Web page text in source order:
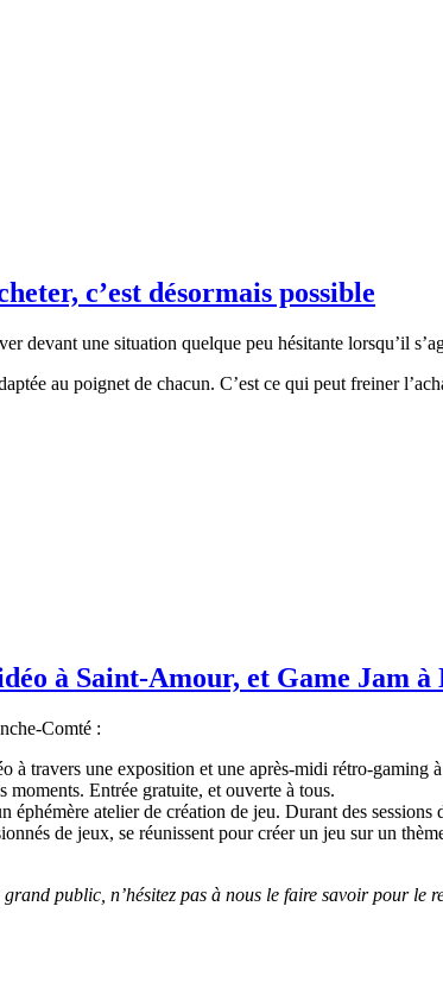
c’est désormais possible
devant une situation quelque peu hésitante lorsqu’il
au poignet de chacun. C’est ce qui peut freiner
à Saint-Amour, et Game Jam à
Comté :
à travers une exposition et une après-midi rétro-gaming
moments. Entrée gratuite, et ouverte à tous.
éphémère atelier de création de jeu. Durant des
de jeux, se réunissent pour créer un jeu sur un
public, n’hésitez pas à nous le faire savoir pour le